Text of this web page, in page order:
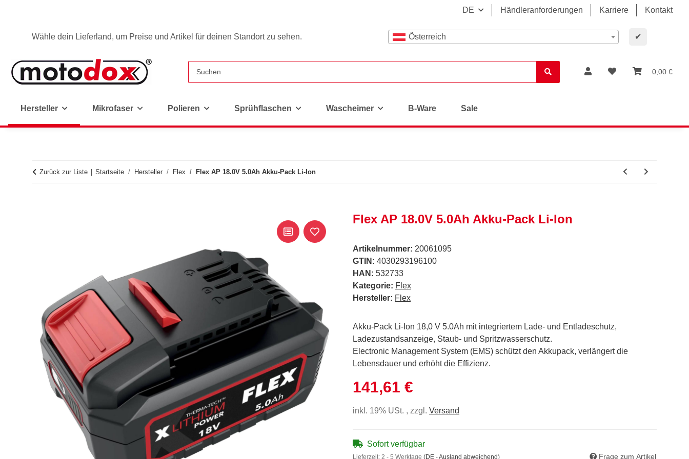
DE Händleranforderungen Karriere Kontakt
Wähle dein Lieferland, um Preise und Artikel für deinen Standort zu sehen. Österreich ✔
0,00 €
Hersteller Mikrofaser Polieren Sprühflaschen Wascheimer B-Ware Sale
Zurück zur Liste Startseite Hersteller Flex Flex AP 18.0V 5.0Ah Akku-Pack Li-Ion
Flex AP 18.0V 5.0Ah Akku-Pack Li-Ion
Artikelnummer: 20061095
GTIN: 4030293196100
HAN: 532733
Kategorie: Flex
Hersteller: Flex
Akku-Pack Li-Ion 18,0 V 5.0Ah mit integriertem Lade- und Entladeschutz,
Ladezustandsanzeige, Staub- und Spritzwasserschutz.
Electronic Management System (EMS) schützt den Akkupack, verlängert die
Lebensdauer und erhöht die Effizienz.
141,61 €
inkl. 19% USt. , zzgl. Versand
Sofort verfügbar
Lieferzeit: 2 - 5 Werktage (DE - Ausland abweichend) Frage zum Artikel